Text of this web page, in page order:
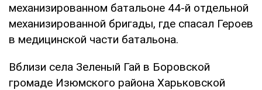
механизированном батальоне 44-й отдельной
механизированной бригады, где спасал Героев
в медицинской части батальона.
Вблизи села Зеленый Гай в Боровской
громаде Изюмского района Харьковской